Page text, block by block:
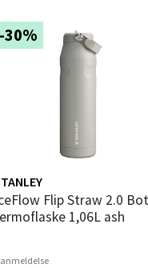
-30%
1,06L ash
anmeldelse
Senter Moa
25, 6010 Ålesund